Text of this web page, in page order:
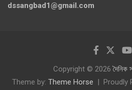
dssangbad1@gmail.com
Copyright © 2026দৈনিক
Theme by: Theme Horse Proudly